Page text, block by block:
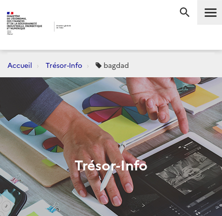
Accueil Trésor-Info bagdad
Trésor-Info